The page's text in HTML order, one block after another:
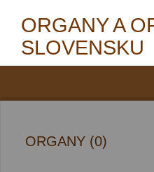
ORGANY A
SLOVENSKU
ORGANY (0)